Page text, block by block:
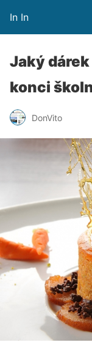
In In
Jaký
konci
DonVito